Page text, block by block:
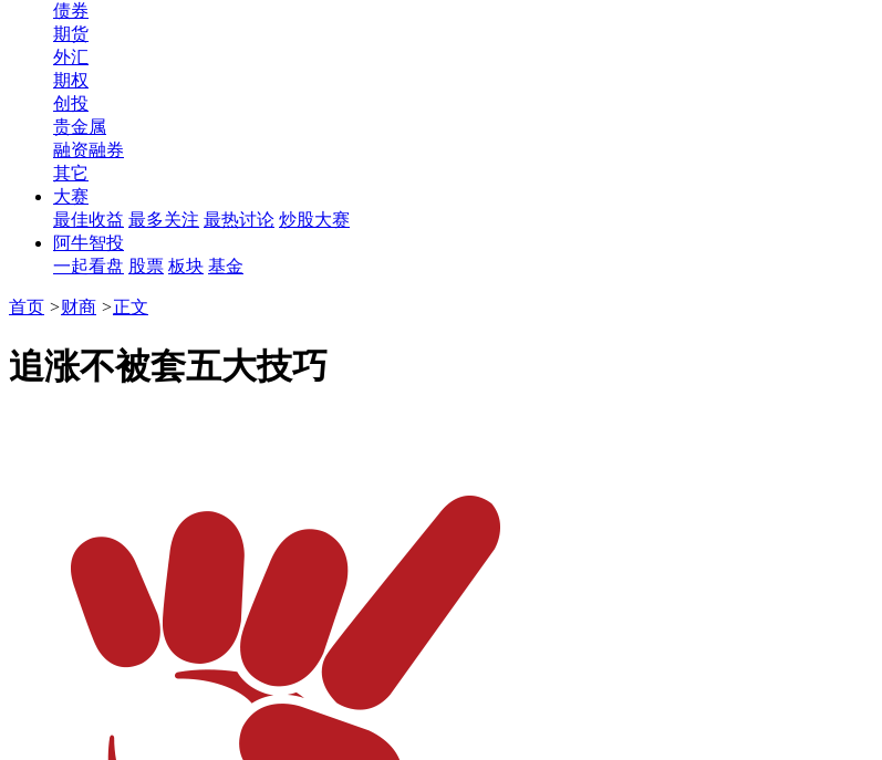
债券
期货
外汇
期权
创投
贵金属
融资融券
其它
大赛
最佳收益 最多关注 最热讨论 炒股大赛
阿牛智投
一起看盘 股票 板块 基金
首页 >财商 >正文
追涨不被套五大技巧